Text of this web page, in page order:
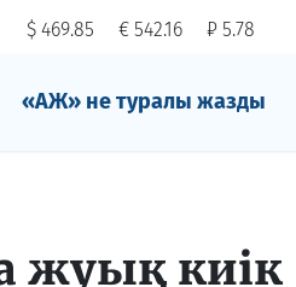
$ 469.85 € 542.16 ₽ 5.78
«АЖ» не туралы жазды
жуық киік